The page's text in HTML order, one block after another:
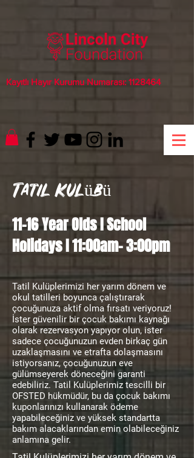
Kayıtlı Hayır Kurumu Numarası: 1128464
Tatil Kulübü
11-16 Year Olds I School
Holidays I 11:00am- 3:00pm
Tatil Kulüplerimizi her yarım dönem ve
okul tatilleri boyunca çalıştırarak
çocuğunuza aktif olma fırsatı veriyoruz!
İster güvenilir bir çocuk bakımı kaynağı
olarak rezervasyon yapıyor olun, ister
sadece çocuğunuzun evden birkaç gün
uzaklaşmasını ve etrafta dolaşmasını
istiyorsanız, çocuğunuzun eve
gülümseyerek döneceğini garanti
edebiliriz. Tatil Kulüplerimiz tescilli bir
OFSTED hükmüdür, bu da çocuk bakımı
kuponlarınızı kullanarak ödeme
yapabileceğiniz ve yüksek standartta
bakım alacaklarından emin olabileceğiniz
anlamına gelir.